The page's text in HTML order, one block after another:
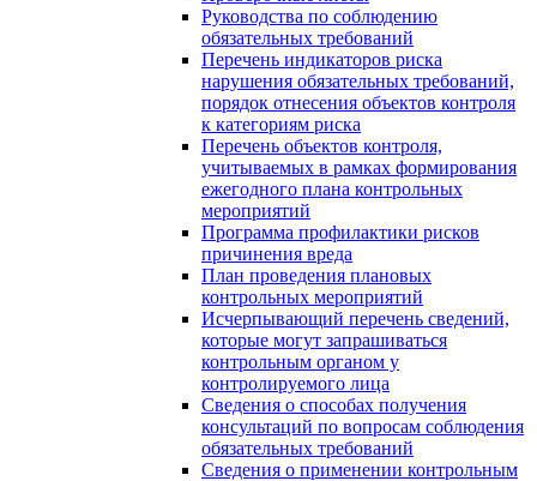
Руководства по соблюдению
обязательных требований
Перечень индикаторов риска
нарушения обязательных требований,
порядок отнесения объектов контроля
к категориям риска
Перечень объектов контроля,
учитываемых в рамках формирования
ежегодного плана контрольных
мероприятий
Программа профилактики рисков
причинения вреда
План проведения плановых
контрольных мероприятий
Исчерпывающий перечень сведений,
которые могут запрашиваться
контрольным органом у
контролируемого лица
Сведения о способах получения
консультаций по вопросам соблюдения
обязательных требований
Сведения о применении контрольным